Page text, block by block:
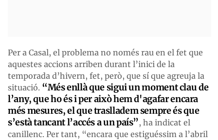
Per a Casal, el problema no només rau en el fet que
aquestes accions arriben durant l’inici de la
temporada d’hivern, fet, però, que sí que agreuja la
situació. “Més enllà que sigui un moment clau de
l’any, que ho és i per aixòhem d'agafar encara
més mesures,el que traslladem sempre és que
s’està tancant l’accés a un país”, ha indicat el
canillenc. Per tant, “encara que estiguéssim a l’abril